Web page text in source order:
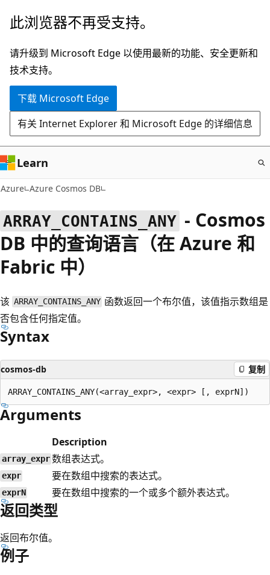
跳
主
要
内
此浏览器不再受支持。
请升级到 Microsoft Edge 以使用最新的功能、安全更新和
技术支持。
下载 Microsoft Edge
有关 Internet Explorer 和 Microsoft Edge 的详细信息
Learn
Azure Azure Cosmos DB
ARRAY_CONTAINS_ANY - Cosmos
DB 中的查询语言（在 Azure 和
Fabric 中）
该 ARRAY_CONTAINS_ANY 函数返回一个布尔值，该值指示数组是
否包含任何指定值。
Syntax
cosmos-db 复制
Arguments
Description
array_expr 数组表达式。
expr 要在数组中搜索的表达式。
exprN 要在数组中搜索的一个或多个额外表达式。
返回类型
返回布尔值。
例子